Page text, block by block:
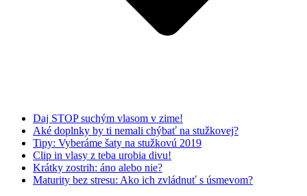
Daj STOP suchým vlasom v zime!
Aké doplnky by ti nemali chýbať na stužkovej?
Tipy: Vyberáme šaty na stužkovú 2019
Clip in vlasy z teba urobia divu!
Krátky zostrih: áno alebo nie?
Maturity bez stresu: Ako ich zvládnuť s úsmevom?